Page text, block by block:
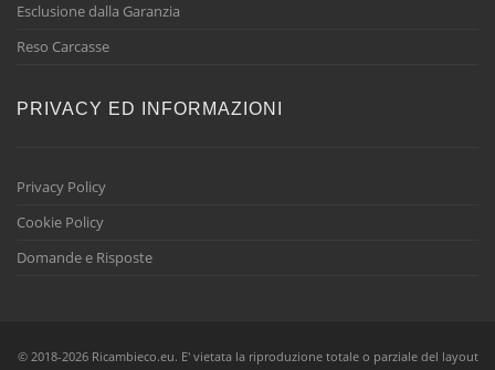
Esclusione dalla Garanzia
Reso Carcasse
PRIVACY ED INFORMAZIONI
Privacy Policy
Cookie Policy
Domande e Risposte
© 2018-2026 Ricambieco.eu. E' vietata la riproduzione totale o parziale del layout